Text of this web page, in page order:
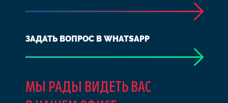
ЗАДАТЬ ВОПРОС В WHATSAPP
МЫ РАДЫ ВИДЕТЬ ВАС